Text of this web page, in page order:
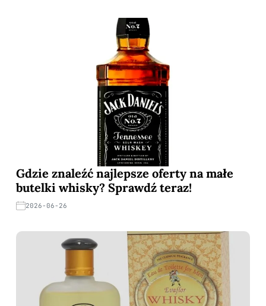
Gdzie znaleźć najlepsze oferty na małe
butelki whisky? Sprawdź teraz!
2026-06-26